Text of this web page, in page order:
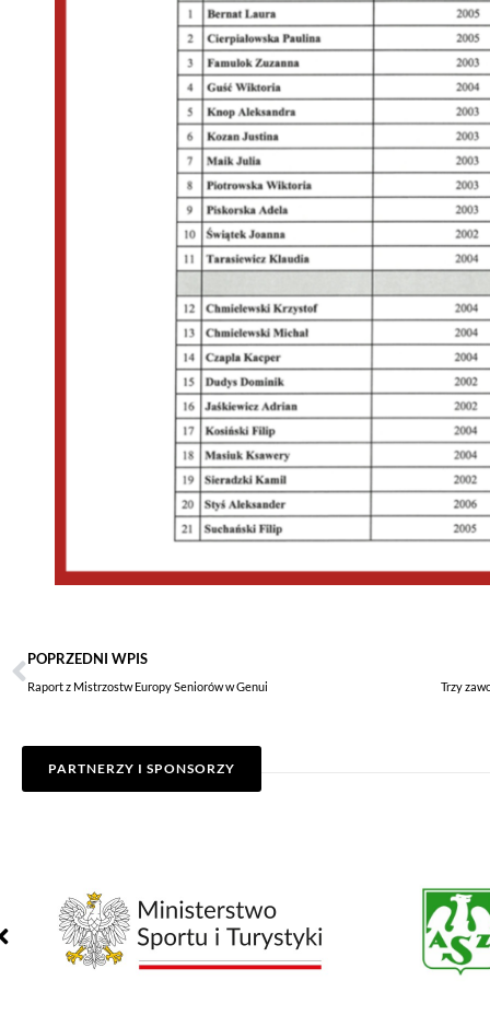
POPRZEDNI WPIS
Raport z Mistrzostw Europy Seniorów w Genui
PARTNERZY I SPONSORZY